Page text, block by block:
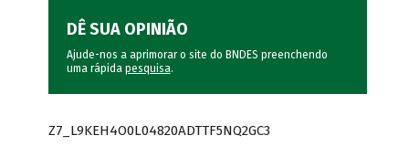
DÊ SUA OPINIÃO
Ajude-nos a aprimorar o site do BNDES preenchendo
uma rápida pesquisa.
Z7_L9KEH4O0L04820ADTTF5NQ2GC3